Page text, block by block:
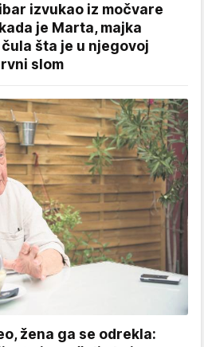
izvukao iz močvare
je Marta, majka
šta je u njegovoj
slom
žena ga se odrekla: